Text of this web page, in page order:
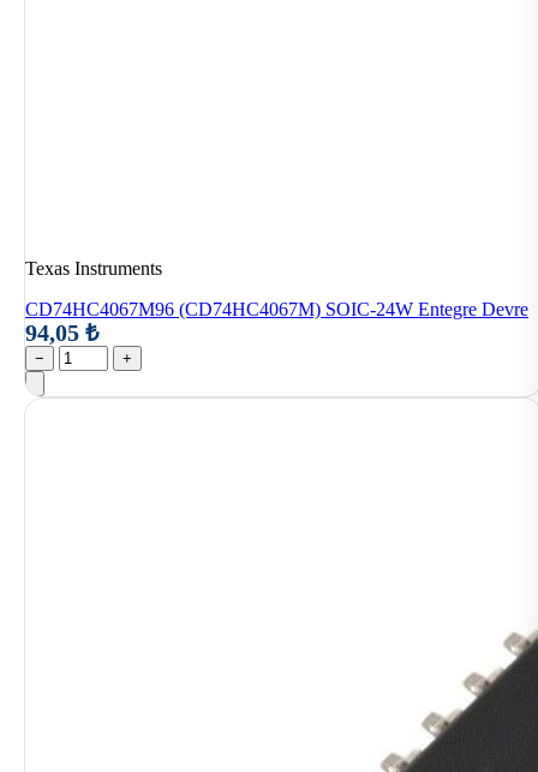
Texas Instruments
CD74HC4067M96 (CD74HC4067M) SOIC-24W Entegre Devre
94,05 ₺
− +